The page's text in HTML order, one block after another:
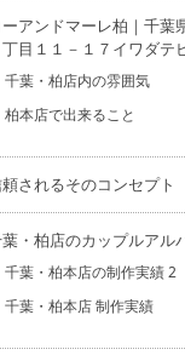
ーアンドマーレ柏｜千葉
丁目１１－１７イワダテ
千葉・柏店内の雰囲気
柏本店で出来ること
されるそのコンセプト
・柏店のカップルアル
千葉・柏本店の制作実績 2
千葉・柏本店 制作実績